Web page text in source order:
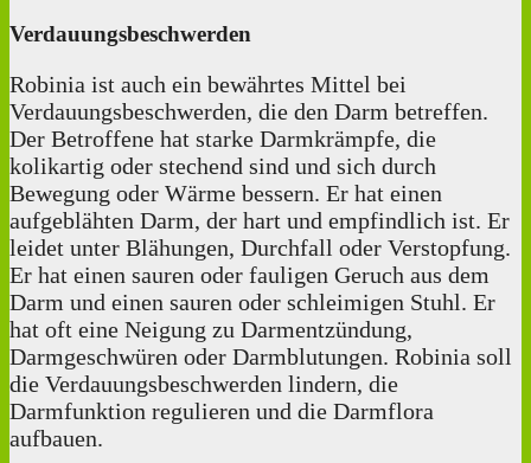
Verdauungsbeschwerden
Robinia ist auch ein bewährtes Mittel bei
Verdauungsbeschwerden, die den Darm betreffen.
Der Betroffene hat starke Darmkrämpfe, die
kolikartig oder stechend sind und sich durch
Bewegung oder Wärme bessern. Er hat einen
aufgeblähten Darm, der hart und empfindlich ist. Er
leidet unter Blähungen, Durchfall oder Verstopfung.
Er hat einen sauren oder fauligen Geruch aus dem
Darm und einen sauren oder schleimigen Stuhl. Er
hat oft eine Neigung zu Darmentzündung,
Darmgeschwüren oder Darmblutungen. Robinia soll
die Verdauungsbeschwerden lindern, die
Darmfunktion regulieren und die Darmflora
aufbauen.